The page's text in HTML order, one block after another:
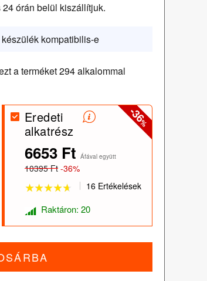
órán belül kiszállítjuk.
kompatibilis-e
a terméket 294 alkalommal
-36
%
Eredeti
alkatrész
6653 Ft Áfával együtt
10395 Ft -36%
16 Ertékelések
Raktáron: 20